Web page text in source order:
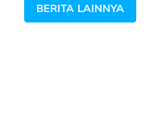
BERITA LAINNYA